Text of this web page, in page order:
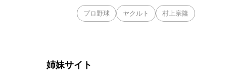
プロ野球 ヤクルト 村上宗隆
姉妹サイト